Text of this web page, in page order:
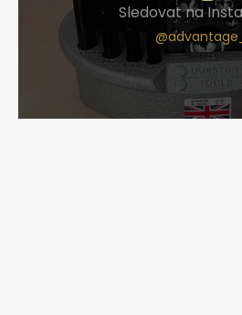
Sledovat na